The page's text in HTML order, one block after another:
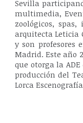
Sevilla
multimedia,
zoológicos,
arquitecta Leticia
y son profesores
Madrid. Este año
que otorga la
producción del
Lorca